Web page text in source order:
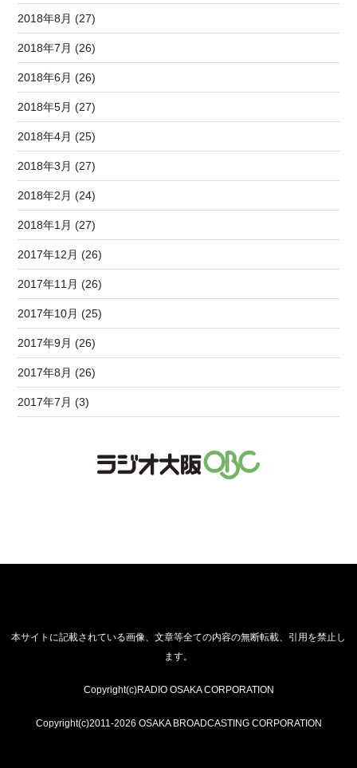
2018年8月 (27)
2018年7月 (26)
2018年6月 (26)
2018年5月 (27)
2018年4月 (25)
2018年3月 (27)
2018年2月 (24)
2018年1月 (27)
2017年12月 (26)
2017年11月 (26)
2017年10月 (25)
2017年9月 (26)
2017年8月 (26)
2017年7月 (3)
本サイトに記載されている画像、文章等全ての内容の無断転載、引用を禁止し
ます。
Copyright(c)RADIO OSAKA CORPORATION
Copyright(c)2011-2026 OSAKA BROADCASTING CORPORATION